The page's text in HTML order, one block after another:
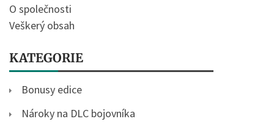
O společnosti
Veškerý obsah
KATEGORIE
Bonusy edice
Nároky na DLC bojovníka